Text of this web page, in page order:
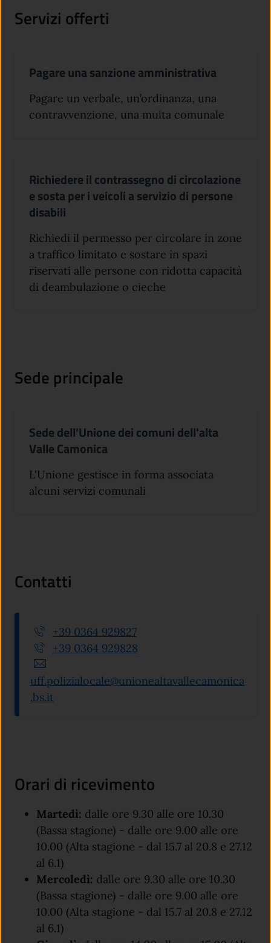
Servizi offerti
Pagare una sanzione amministrativa
Pagare un verbale, un’ordinanza, una
contravvenzione, una multa comunale
Richiedere il contrassegno di circolazione
e sosta per i veicoli a servizio di persone
disabili
Richiedi il permesso per circolare in zone
a traffico limitato e sostare in spazi
riservati alle persone con ridotta capacità
di deambulazione o cieche
Sede principale
Sede dell'Unione dei comuni dell'alta
Valle Camonica
L'Unione gestisce in forma associata
alcuni servizi comunali
Contatti
+39 0364 929827
+39 0364 929828
uff.polizialocale@unionealtavallecamonica
.bs.it
Orari di ricevimento
Martedì: dalle ore 9.30 alle ore 10.30
(Bassa stagione) - dalle ore 9.00 alle ore
10.00 (Alta stagione - dal 15.7 al 20.8 e 27.12
al 6.1)
Mercoledì: dalle ore 9.30 alle ore 10.30
(Bassa stagione) - dalle ore 9.00 alle ore
10.00 (Alta stagione - dal 15.7 al 20.8 e 27.12
al 6.1)